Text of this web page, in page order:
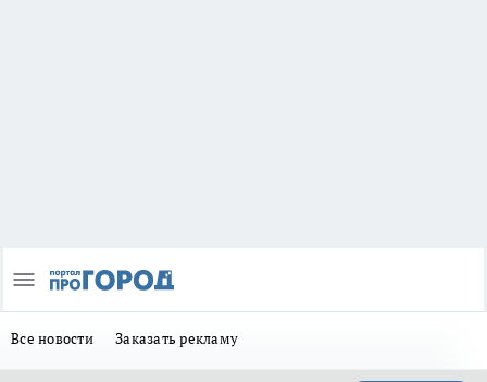
Все новости Заказать рекламу